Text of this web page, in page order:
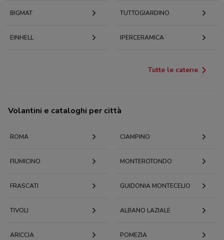
BIGMAT TUTTOGIARDINO
EINHELL IPERCERAMICA
Tutte le catene
Volantini e cataloghi per città
ROMA CIAMPINO
FIUMICINO MONTEROTONDO
FRASCATI GUIDONIA MONTECELIO
TIVOLI ALBANO LAZIALE
ARICCIA POMEZIA